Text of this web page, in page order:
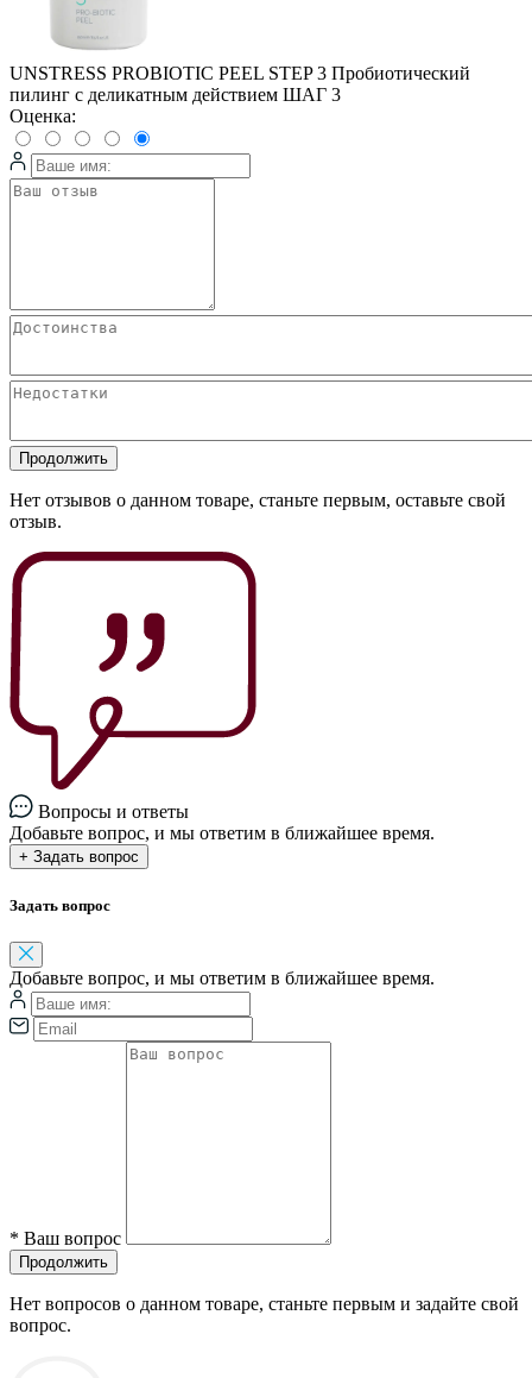
UNSTRESS PROBIOTIC PEEL STEP 3 Пробиотический
пилинг с деликатным действием ШАГ 3
Оценка:
Продолжить
Нет отзывов о данном товаре, станьте первым, оставьте свой
отзыв.
Вопросы и ответы
Добавьте вопрос, и мы ответим в ближайшее время.
+ Задать вопрос
Задать вопрос
Добавьте вопрос, и мы ответим в ближайшее время.
* Ваш вопрос
Продолжить
Нет вопросов о данном товаре, станьте первым и задайте свой
вопрос.